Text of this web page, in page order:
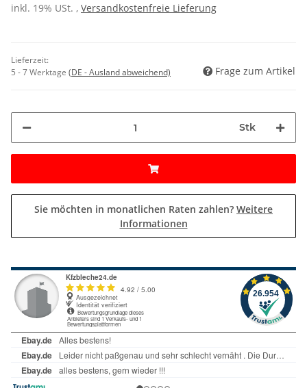
inkl. 19% USt. , Versandkostenfreie Lieferung
Lieferzeit:
5 - 7 Werktage (DE - Ausland abweichend) Frage zum Artikel
Stk
Sie möchten in monatlichen Raten zahlen? Weitere
Informationen